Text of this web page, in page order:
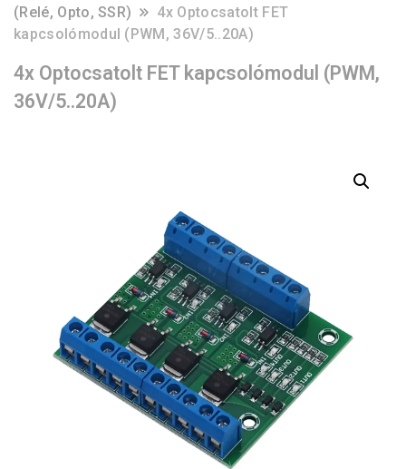
(Relé, Opto, SSR)
4x Optocsatolt FET
kapcsolómodul (PWM, 36V/5..20A)
4x Optocsatolt FET kapcsolómodul (PWM,
36V/5..20A)